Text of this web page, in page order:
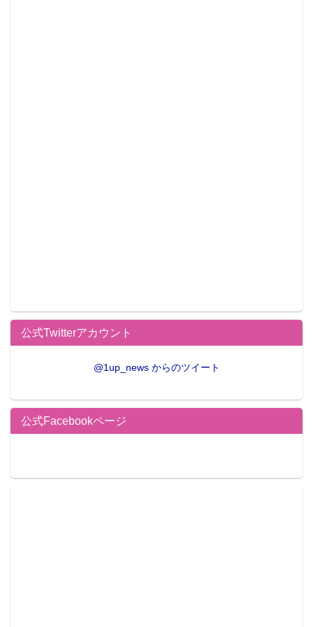
公式Twitterアカウント
@1up_news からのツイート
公式Facebookページ